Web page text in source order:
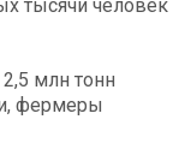
тысячи человек
млн тонн
фермеры